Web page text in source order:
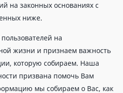
на законных основаниях с
ниже.
на
жизни и признаем важность
которую собираем. Наша
призвана помочь Вам
мы собираем о Вас, как